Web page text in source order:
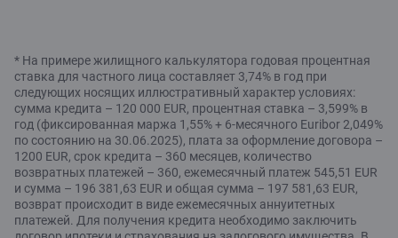
* На примере жилищного калькулятора годовая процентная
ставка для частного лица составляет 3,74% в год при
следующих носящих иллюстративный характер условиях:
сумма кредита – 120 000 EUR, процентная ставка – 3,599% в
год (фиксированная маржа 1,55% + 6-месячного Euribor 2,049%
по состоянию на 30.06.2025), плата за оформление договора –
1200 EUR, срок кредита – 360 месяцев, количество
возвратных платежей – 360, ежемесячный платеж 545,51 EUR
и сумма – 196 381,63 EUR и общая сумма – 197 581,63 EUR,
возврат происходит в виде ежемесячных аннуитетных
платежей. Для получения кредита необходимо заключить